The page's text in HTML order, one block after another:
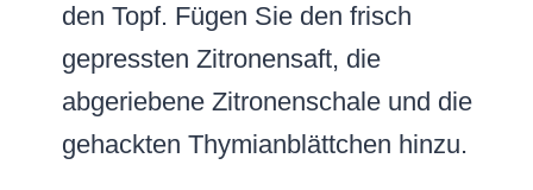
den Topf. Fügen Sie den frisch
gepressten Zitronensaft, die
abgeriebene Zitronenschale und die
gehackten Thymianblättchen hinzu.